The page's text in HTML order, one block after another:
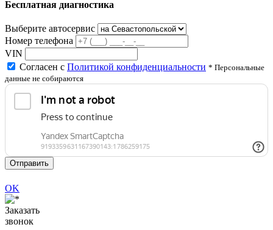
Бесплатная диагностика
Выберите автосервис
Номер телефона
VIN
Согласен с Политикой конфиденциальности * Персональные
данные не собираются
Отправить
OK
Заказать
звонок